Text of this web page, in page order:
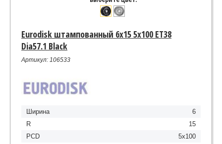
Eurodisk штампованный 6x15 5x100 ET38
Dia57.1 Black
Артикул: 106533
Ширина
6
R
15
PCD
5x100